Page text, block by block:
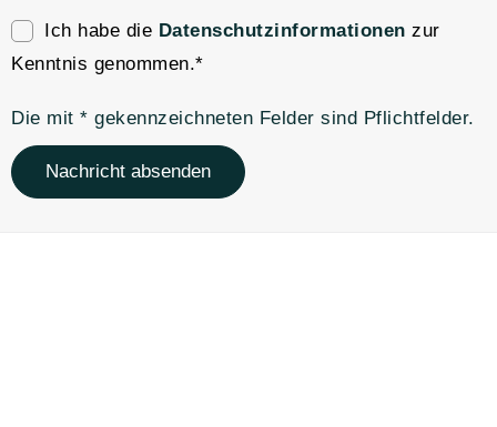
Ich habe die Datenschutzinformationen zur
Kenntnis genommen.*
Die mit * gekennzeichneten Felder sind Pflichtfelder.
Nachricht absenden